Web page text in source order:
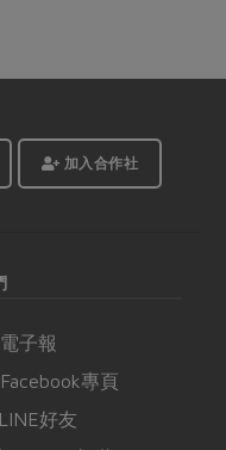
加入合作社
子報
專頁
好友